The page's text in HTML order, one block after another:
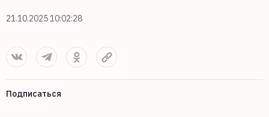
21.10.2025 10:02:28
Подписаться